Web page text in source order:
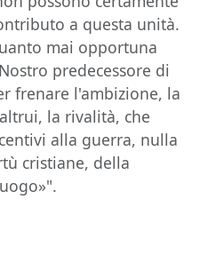
a questa unità.
mai opportuna
predecessore di
frenare l'ambizione, la
la rivalità, che
alla guerra, nulla
cristiane, della